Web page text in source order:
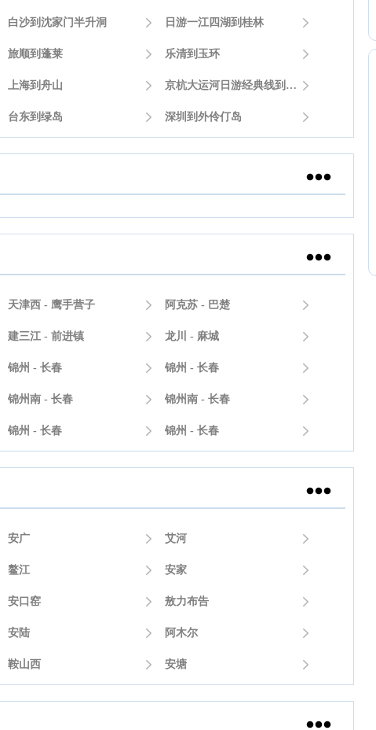
白沙到沈家门半升洞  日游一江四湖到桂林 
旅顺到蓬莱  乐清到玉环 
上海到舟山  京杭大运河日游经典线到杭州 
台东到绿岛  深圳到外伶仃岛 


天津西 - 鹰手营子  阿克苏 - 巴楚 
建三江 - 前进镇  龙川 - 麻城 
锦州 - 长春  锦州 - 长春 
锦州南 - 长春  锦州南 - 长春 
锦州 - 长春  锦州 - 长春 

安广  艾河 
鳌江  安家 
安口窑  敖力布告 
安陆  阿木尔 
鞍山西  安塘 
